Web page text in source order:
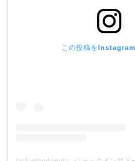
この投稿をInstagram